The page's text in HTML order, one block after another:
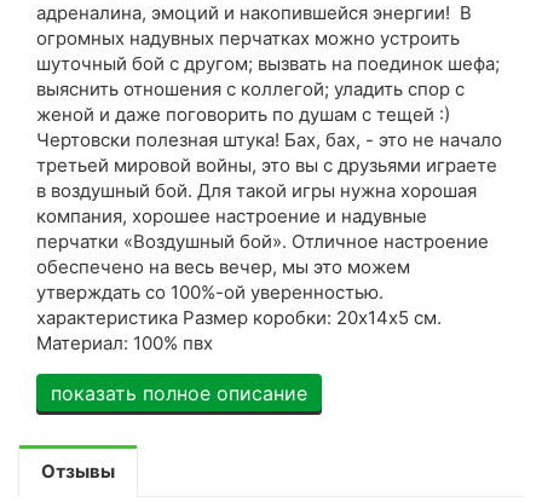
адреналина, эмоций и накопившейся энергии! В
огромных надувных перчатках можно устроить
шуточный бой с другом; вызвать на поединок шефа;
выяснить отношения с коллегой; уладить спор с
женой и даже поговорить по душам с тещей :)
Чертовски полезная штука! Бах, бах, - это не начало
третьей мировой войны, это вы с друзьями играете
в воздушный бой. Для такой игры нужна хорошая
компания, хорошее настроение и надувные
перчатки «Воздушный бой». Отличное настроение
обеспечено на весь вечер, мы это можем
утверждать со 100%-ой уверенностью.
характеристика Размер коробки: 20х14х5 см.
Материал: 100% пвх
показать полное описание
Отзывы